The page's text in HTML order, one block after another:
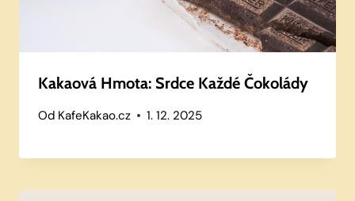
Kakaová Hmota: Srdce Každé Čokolády
Od KafeKakao.cz 1. 12. 2025